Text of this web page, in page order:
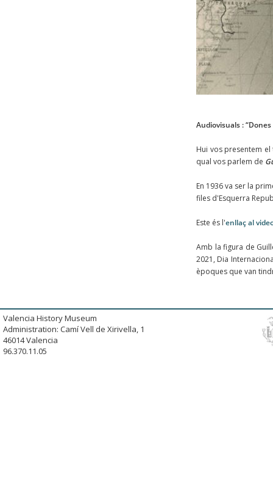
Audiovisuals :
Hui vos presentem
qual vos parlem de
En 1936 va ser la
files d'Esquerra
Este és l'enllaç al
Amb la figura de
2021, Dia
èpoques que van
Valencia History Museum
Administration: Camí Vell de Xirivella, 1
46014 Valencia
96.370.11.05